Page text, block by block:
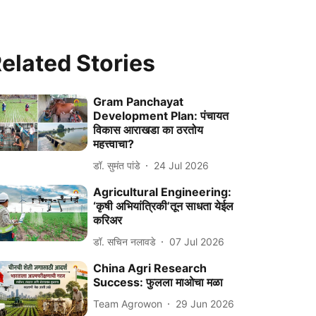
Stories
Gram Panchayat
Development Plan: पंचायत
विकास आराखडा का ठरतोय
महत्त्वाचा?
डॉ. सुमंत पांडे 24 Jul 2026
Agricultural Engineering:
‘कृषी अभियांत्रिकी’तून साधता येईल
करिअर
डॉ. सचिन नलावडे 07 Jul 2026
China Agri Research
Success: फुलला माओचा मळा
Team Agrowon 29 Jun 2026